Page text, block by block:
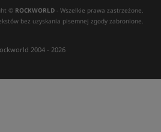
© ROCKWORLD - Wszelkie prawa zastrzeżone.
bez uzyskania pisemnej zgody zabronione.
2004 - 2026